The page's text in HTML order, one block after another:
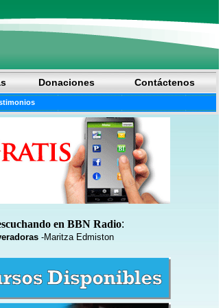
Donaciones Contáctenos
en BBN Radio:
-Maritza Edmiston